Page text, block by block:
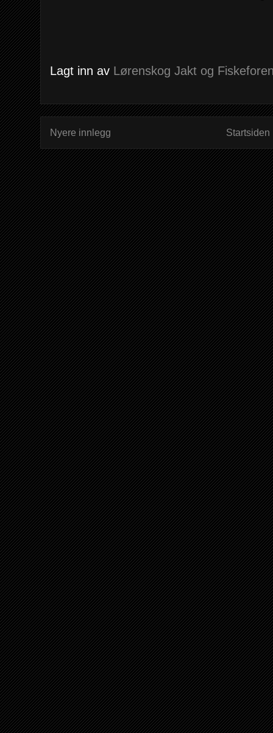
Lagt inn av Lørenskog Jakt og
Nyere innlegg Startsiden